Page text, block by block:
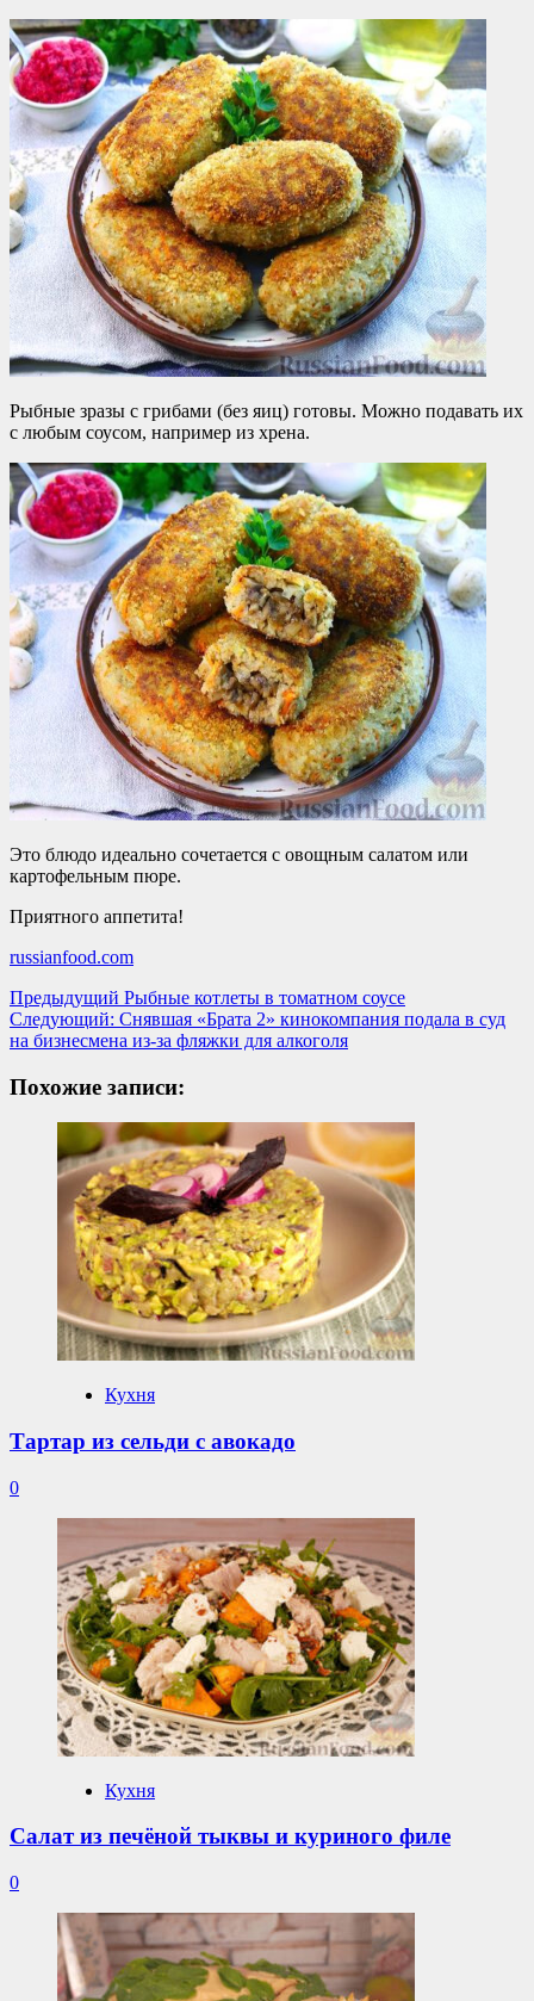
Рыбные зразы с грибами (без яиц) готовы. Можно подавать их
с любым соусом, например из хрена.
Это блюдо идеально сочетается с овощным салатом или
картофельным пюре.
Приятного аппетита!
russianfood.com
Навигация
записи
Предыдущий Рыбные котлеты в томатном соусе
Следующий: Снявшая «Брата 2» кинокомпания подала в суд
на бизнесмена из-за фляжки для алкоголя
Похожие записи:
Кухня
Тартар из сельди с авокадо
0
Кухня
Салат из печёной тыквы и куриного филе
0